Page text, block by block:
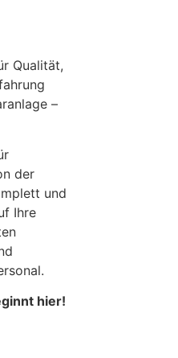
Qualität,
–
der
und
Ihre
hier!